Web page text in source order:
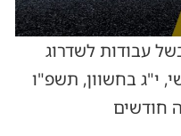
עבודות לשדרוג
י"ג בחשוון, תשפ"ו